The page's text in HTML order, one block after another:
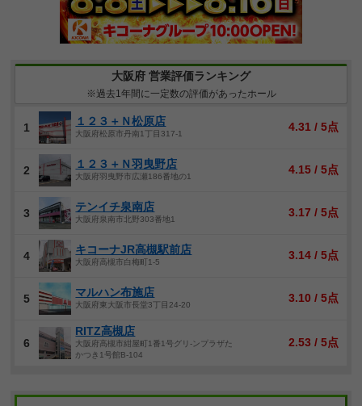
大阪府 営業評価ランキング
※過去1年間に一定数の評価があったホール
1 １２３＋Ｎ松原店
大阪府松原市丹南1丁目317-1
4.31 / 5点
2 １２３＋Ｎ羽曳野店
大阪府羽曳野市広瀬186番地の1
4.15 / 5点
3 テンイチ泉南店
大阪府泉南市北野303番地1
3.17 / 5点
4 キコーナJR高槻駅前店
大阪府高槻市白梅町1-5
3.14 / 5点
5 マルハン布施店
大阪府東大阪市長堂3丁目24-20
3.10 / 5点
6
RITZ高槻店
大阪府高槻市紺屋町1番1号グリ-ンプラザた
かつき1号館B-104
2.53 / 5点